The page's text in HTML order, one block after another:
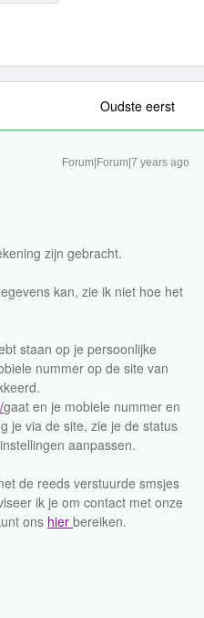
Oudste eerst
Forum|Forum|7 years ago
zijn gebracht.
kan, zie ik niet hoe het
staan op je persoonlijke
nummer op de site van
gaat en je mobiele nummer en
je via de site, zie je de status
aanpassen.
de reeds verstuurde smsjes
ik je om contact met onze
ons hier bereiken.